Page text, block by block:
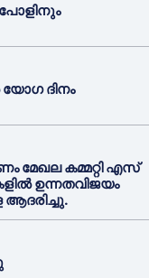
യോഗ ദിനം
കമ്മറ്റി എസ്
ഉന്നതവിജയം
ആദരിച്ചു.